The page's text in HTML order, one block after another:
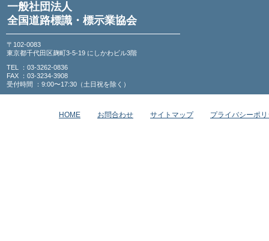
一般社団法人
全国道路標識・標示業協会
〒102-0083
東京都千代田区麹町3-5-19 にしかわビル3階
TEL ：03-3262-0836
FAX ：03-3234-3908
受付時間 ：9:00〜17:30（土日祝を除く）
HOME お問合わせ サイトマップ プライバシーポ